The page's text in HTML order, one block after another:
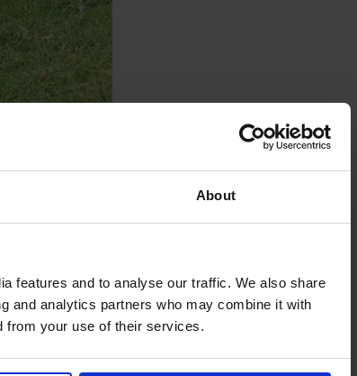
About
features and to analyse our traffic. We also share
and analytics partners who may combine it with
from your use of their services.